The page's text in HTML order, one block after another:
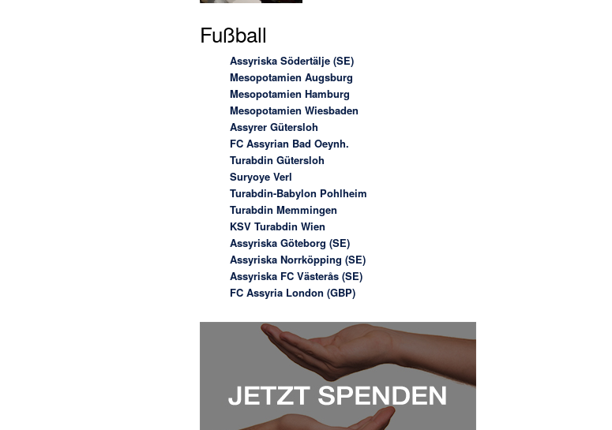
Fußball
Assyriska Södertälje (SE)
Mesopotamien Augsburg
Mesopotamien Hamburg
Mesopotamien Wiesbaden
Assyrer Gütersloh
FC Assyrian Bad Oeynh.
Turabdin Gütersloh
Suryoye Verl
Turabdin-Babylon Pohlheim
Turabdin Memmingen
KSV Turabdin Wien
Assyriska Göteborg (SE)
Assyriska Norrköpping (SE)
Assyriska FC Västerås (SE)
FC Assyria London (GBP)